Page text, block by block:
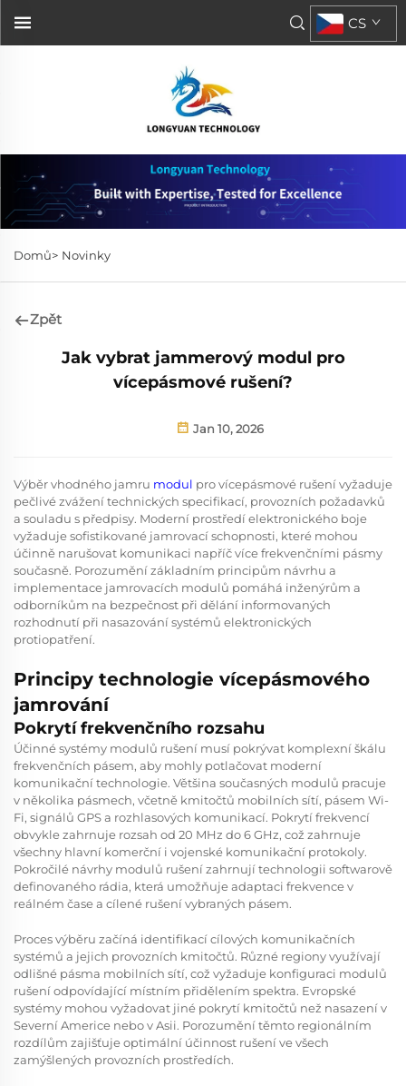
CS
Domů> Novinky
Zpět
Jak vybrat jammerový modul pro
vícepásmové rušení?
Jan 10, 2026
Výběr vhodného jamru modul pro vícepásmové rušení vyžaduje
pečlivé zvážení technických specifikací, provozních požadavků
a souladu s předpisy. Moderní prostředí elektronického boje
vyžaduje sofistikované jamrovací schopnosti, které mohou
účinně narušovat komunikaci napříč více frekvenčními pásmy
současně. Porozumění základním principům návrhu a
implementace jamrovacích modulů pomáhá inženýrům a
odborníkům na bezpečnost při dělání informovaných
rozhodnutí při nasazování systémů elektronických
protiopatření.
Principy technologie vícepásmového
jamrování
Pokrytí frekvenčního rozsahu
Účinné systémy modulů rušení musí pokrývat komplexní škálu
frekvenčních pásem, aby mohly potlačovat moderní
komunikační technologie. Většina současných modulů pracuje
v několika pásmech, včetně kmitočtů mobilních sítí, pásem Wi-
Fi, signálů GPS a rozhlasových komunikací. Pokrytí frekvencí
obvykle zahrnuje rozsah od 20 MHz do 6 GHz, což zahrnuje
všechny hlavní komerční i vojenské komunikační protokoly.
Pokročilé návrhy modulů rušení zahrnují technologii softwarově
definovaného rádia, která umožňuje adaptaci frekvence v
reálném čase a cílené rušení vybraných pásem.
Proces výběru začíná identifikací cílových komunikačních
systémů a jejich provozních kmitočtů. Různé regiony využívají
odlišné pásma mobilních sítí, což vyžaduje konfiguraci modulů
rušení odpovídající místním přidělením spektra. Evropské
systémy mohou vyžadovat jiné pokrytí kmitočtů než nasazení v
Severní Americe nebo v Asii. Porozumění těmto regionálním
rozdílům zajišťuje optimální účinnost rušení ve všech
zamýšlených provozních prostředích.